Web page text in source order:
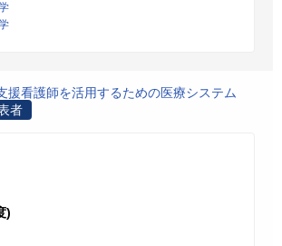
援看護師を活用するための医療システム
者
)